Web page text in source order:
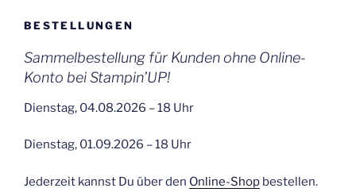
BESTELLUNGEN
Sammelbestellung für Kunden ohne Online-
Konto bei Stampin’UP!
Dienstag, 04.08.2026 – 18 Uhr
Dienstag, 01.09.2026 – 18 Uhr
Jederzeit kannst Du über den Online-Shop bestellen.